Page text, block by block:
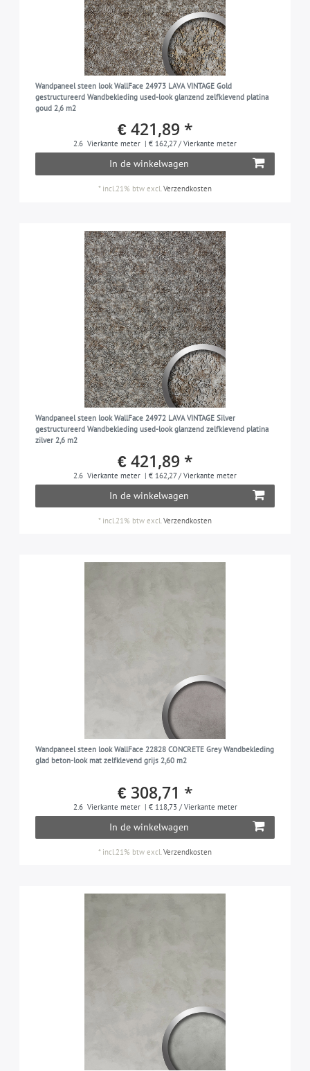
Wandpaneel steen look WallFace 24973 LAVA VINTAGE Gold
gestructureerd Wandbekleding used-look glanzend zelfklevend platina
goud 2,6 m2
€ 421,89 *
2.6 Vierkante meter | € 162,27 / Vierkante meter
In de winkelwagen
* incl.21% btw excl.Verzendkosten
Wandpaneel steen look WallFace 24972 LAVA VINTAGE Silver
gestructureerd Wandbekleding used-look glanzend zelfklevend platina
zilver 2,6 m2
€ 421,89 *
2.6 Vierkante meter | € 162,27 / Vierkante meter
In de winkelwagen
* incl.21% btw excl. Verzendkosten
Wandpaneel steen look WallFace 22828 CONCRETE Grey Wandbekleding
glad beton-look mat zelfklevend grijs 2,60 m2
€ 308,71 *
2.6 Vierkante meter | € 118,73 / Vierkante meter
In de winkelwagen
* incl.21% btw excl.Verzendkosten